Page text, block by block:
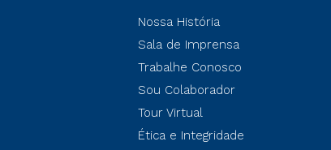
Nossa História
Sala de Imprensa
Trabalhe Conosco
Sou Colaborador
Tour Virtual
Ética e Integridade